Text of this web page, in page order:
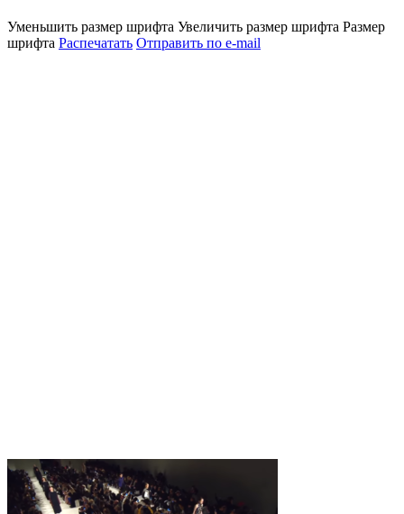
Уменьшить размер шрифта Увеличить размер шрифта Размер
шрифта Распечатать Отправить по e-mail